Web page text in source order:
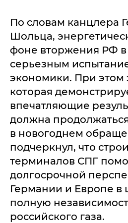
По словам канцлера
Шольца,
фоне вторжения РФ в
серьезным
экономики. При этом
которая
впечатляющие
должна
в новогоднем
подчеркнул, что
терминалов СПГ
долгосрочной
Германии и Европе в
полную
российского газа.